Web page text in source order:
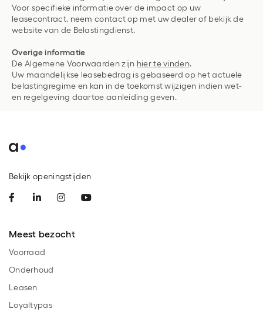
Voor specifieke informatie over de impact op uw
leasecontract, neem contact op met uw dealer of bekijk de
website van de Belastingdienst.
Overige informatie
De Algemene Voorwaarden zijn hier te vinden.
Uw maandelijkse leasebedrag is gebaseerd op het actuele
belastingregime en kan in de toekomst wijzigen indien wet-
en regelgeving daartoe aanleiding geven.
Bekijk openingstijden
Meest bezocht
Voorraad
Onderhoud
Leasen
Loyaltypas